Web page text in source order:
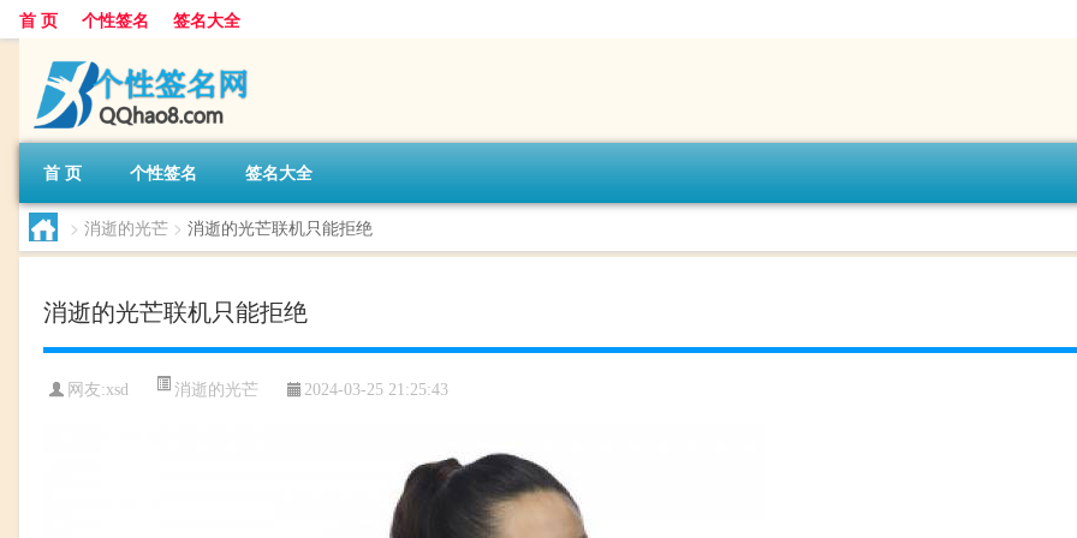
首 页 个性签名 签名大全
首 页 个性签名 签名大全
> 消逝的光芒 > 消逝的光芒联机只能拒绝
消逝的光芒联机只能拒绝
网友:xsd 消逝的光芒 2024-03-25 21:25:43